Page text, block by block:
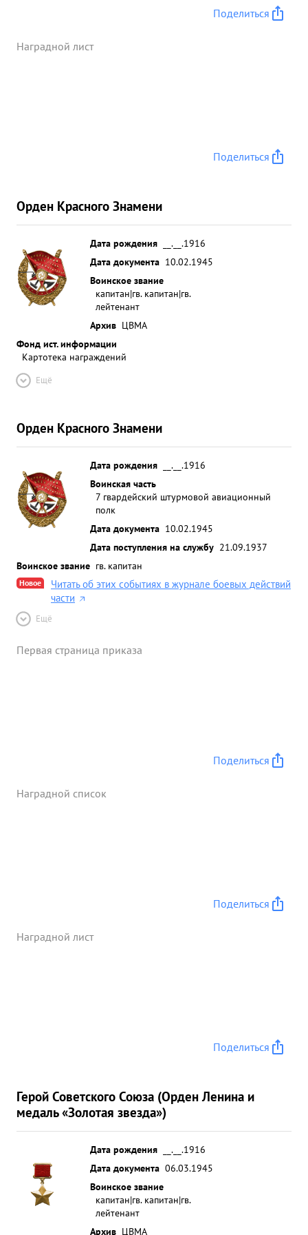
своим личным боевым примером воодушевляет
олнение боевых задач, поста вленных перед
Поделиться
Наградной лист
Поделиться
Орден Красного Знамени
Дата рождения
__.__.1916
Дата документа 10.02.1945
Воинское звание
капитан|гв. капитан|гв.
лейтенант
Архив ЦВМА
Фонд ист. информации
Картотека награждений
Ещё
Орден Красного Знамени
Дата рождения
__.__.1916
Воинская часть
7 гвардейский штурмовой авиационный
полк
Дата документа 10.02.1945
Дата поступления на службу 21.09.1937
Воинское звание гв. капитан
Новое
Читать об этих событиях в журнале боевых действий
части
Ещё
Первая страница приказа
Поделиться
Наградной список
Поделиться
Наградной лист
Поделиться
Герой Советского Союза (Орден Ленина и
медаль «Золотая звезда»)
Дата рождения
__.__.1916
Дата документа 06.03.1945
Воинское звание
капитан|гв. капитан|гв.
лейтенант
Архив ЦВМА